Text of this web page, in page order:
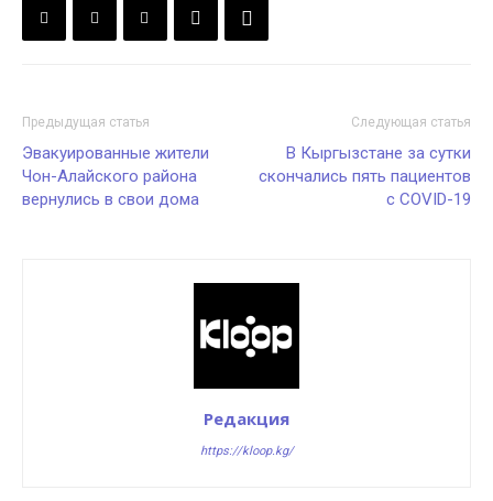
Предыдущая статья
Эвакуированные жители
Чон-Алайского района
вернулись в свои дома
Следующая статья
В Кыргызстане за сутки
скончались пять пациентов
с COVID-19
Редакция
https://kloop.kg/